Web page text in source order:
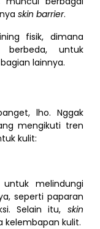
skin barrier.
fisik, dimana
berbeda, untuk
lainnya.
lho. Nggak
mengikuti tren
kulit:
melindungi
seperti paparan
Selain itu, skin
kulit.